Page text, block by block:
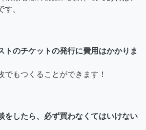
。
トのチケットの発行に費用はかかりま
でもつくることができます！
をしたら、必ず買わなくてはいけない